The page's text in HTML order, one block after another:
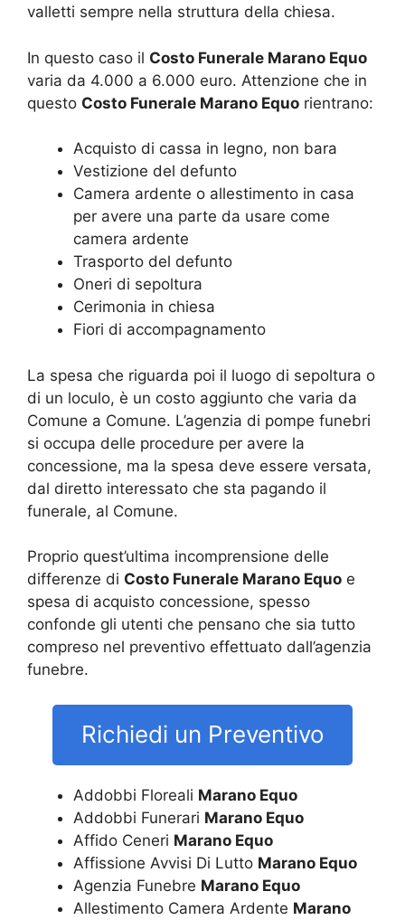
valletti sempre nella struttura della chiesa.
In questo caso il Costo Funerale Marano Equo
varia da 4.000 a 6.000 euro. Attenzione che in
questo Costo Funerale Marano Equo rientrano:
Acquisto di cassa in legno, non bara
Vestizione del defunto
Camera ardente o allestimento in casa
per avere una parte da usare come
camera ardente
Trasporto del defunto
Oneri di sepoltura
Cerimonia in chiesa
Fiori di accompagnamento
La spesa che riguarda poi il luogo di sepoltura o
di un loculo, è un costo aggiunto che varia da
Comune a Comune. L’agenzia di pompe funebri
si occupa delle procedure per avere la
concessione, ma la spesa deve essere versata,
dal diretto interessato che sta pagando il
funerale, al Comune.
Proprio quest’ultima incomprensione delle
differenze di Costo Funerale Marano Equo e
spesa di acquisto concessione, spesso
confonde gli utenti che pensano che sia tutto
compreso nel preventivo effettuato dall’agenzia
funebre.
Richiedi un Preventivo
Addobbi Floreali Marano Equo
Addobbi Funerari Marano Equo
Affido Ceneri Marano Equo
Affissione Avvisi Di Lutto Marano Equo
Agenzia Funebre Marano Equo
Allestimento Camera Ardente Marano